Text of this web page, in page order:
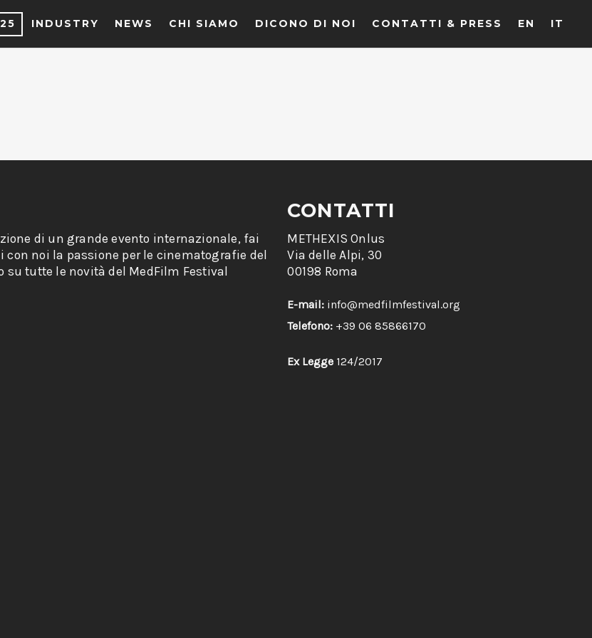
INDUSTRY NEWS CHI SIAMO DICONO DI NOI CONTATTI & PRESS EN IT
di un grande evento internazionale, fai
noi la passione per le cinematografie del
su tutte le novità del MedFilm Festival
CONTATTI
METHEXIS Onlus
Via delle Alpi, 30
00198 Roma
E-mail: info@medfilmfestival.org
Telefono: +39 06 85866170
Ex Legge 124/2017